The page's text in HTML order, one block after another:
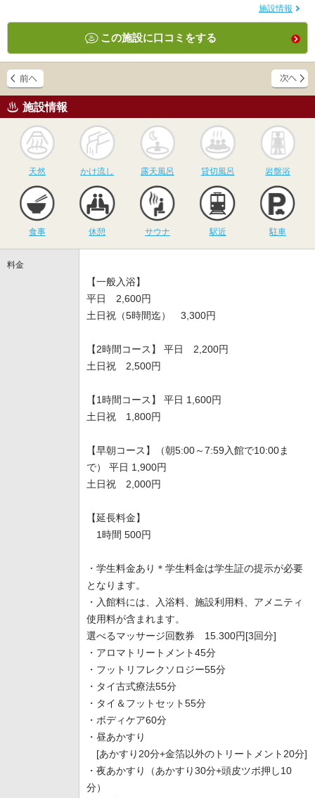
施設情報
この施設に口コミをする
施設情報
天然
かけ流し
かけ流し
露天風呂
露天風呂
貸切風呂
貸切風呂 岩盤浴
食事 休憩
サウナ
サウナ 駅近 駐車
料金
【一般入浴】
平日 2,600円
土日祝（5時間迄） 3,300円
【2時間コース】 平日 2,200円
土日祝 2,500円
【1時間コース】 平日 1,600円
土日祝 1,800円
【早朝コース】（朝5:00～7:59入館で10:00ま
で） 平日 1,900円
土日祝 2,000円
【延長料金】
1時間 500円
・学生料金あり＊学生料金は学生証の提示が必要
となります。
・入館料には、入浴料、施設利用料、アメニティ
使用料が含まれます。
選べるマッサージ回数券 15.300円[3回分]
・アロマトリートメント45分
・フットリフレクソロジー55分
・タイ古式療法55分
・タイ＆フットセット55分
・ボディケア60分
・昼あかすり
[あかすり20分+金箔以外のトリートメント20分]
・夜あかすり（あかすり30分+頭皮ツボ押し10
分）